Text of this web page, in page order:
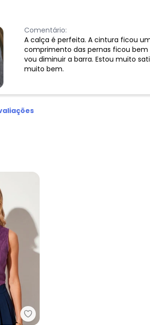
Comentário:
A calça é perfeita. A cintura ficou
comprimento das pernas ficou
vou diminuir a barra. Estou muito
muito bem.
de Compressão
Quintess - Blusa Roxa em Malha